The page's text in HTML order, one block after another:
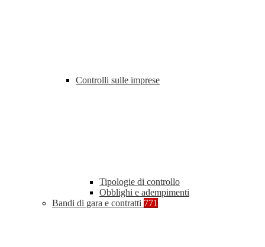
Controlli sulle imprese
Tipologie di controllo
Obblighi e adempimenti
Bandi di gara e contratti 771